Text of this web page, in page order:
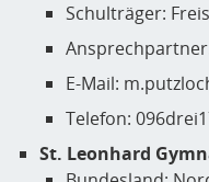
Schulträger:
E-Mail:
Telefon:
St. Leonhard